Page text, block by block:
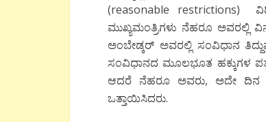
(reasonable restrictions)
ಮುಖ್ಯಮಂತ್ರಿಗಳು ನೆಹರೂ ಅವರಲ್ಲಿ
ಅಂಬೇಡ್ಕರ್ ಅವರಲ್ಲಿ ಸಂವಿಧಾನ
ಸಂವಿಧಾನದ ಮೂಲಭೂತ ಹಕ್ಕುಗಳ ಪತ್ರ
ಆದರೆ ನೆಹರೂ ಅವರು, ಅದೇ ದಿನ
ಒತ್ತಾಯಿಸಿದರು.